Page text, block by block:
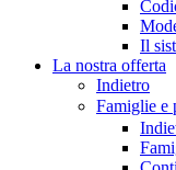
Il
La nostra offerta
Indietro
Famiglie e